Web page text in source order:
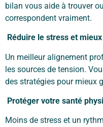
bilan vous aide à trouver
correspondent vraiment.
Réduire le stress et
Un meilleur alignement
les sources de tension.
des stratégies pour mieux
Protéger votre santé
Moins de stress et un